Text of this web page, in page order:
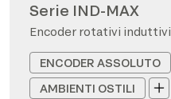
Serie IND-MAX
Encoder rotativi induttivi
ENCODER ASSOLUTO
AMBIENTI OSTILI